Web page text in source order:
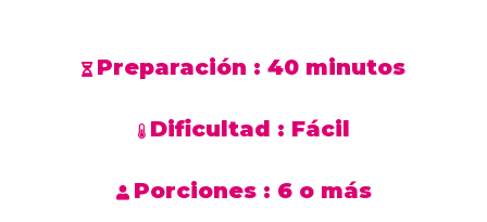
Preparación : 40 minutos
Dificultad : Fácil
Porciones : 6 o más